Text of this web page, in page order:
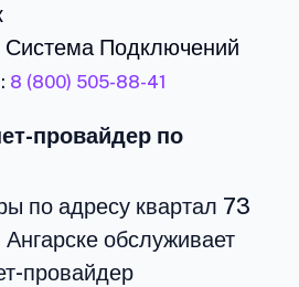
Система Подключений
8 (800) 505-88-41
провайдер по
по адресу квартал 73
обслуживает
провайдер